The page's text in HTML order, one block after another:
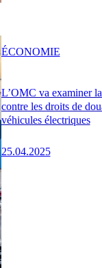
L’OMC va examiner
contre les droits de
véhicules électriques
25.04.2025
ÉCONOMIE